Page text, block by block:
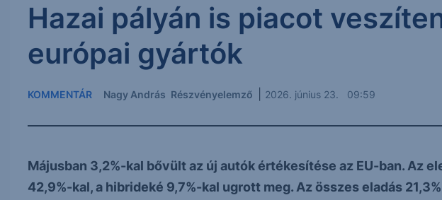
Hazai pályán is piacot
európai gyártók
KOMMENTÁR Nagy András Részvényelemző 2026. június 23. 09:59
Májusban 3,2%-kal bővült az új autók értékesítése az EU-ban. Az
42,9%-kal, a hibrideké 9,7%-kal ugrott meg. Az összes eladás